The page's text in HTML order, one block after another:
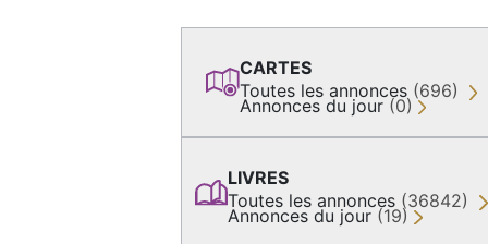
CARTES
Toutes les annonces (696)
Annonces du jour (0)
LIVRES
Toutes les annonces (36842)
Annonces du jour (19)